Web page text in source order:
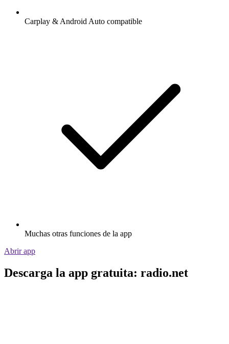
Carplay & Android Auto compatible
Muchas otras funciones de la app
Abrir app
Descarga la app gratuita: radio.net